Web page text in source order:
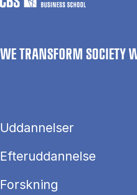
WE TRANSFORM SOCIETY
Uddannelser
Efteruddannelse
Forskning